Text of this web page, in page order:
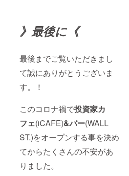
》最後に《
最後までご覧いただきまし
て誠にありがとうございま
す。！
このコロナ禍で投資家カ
フェ(iCAFE)&バー(WALL
ST.)をオープンする事を決め
てからたくさんの不安があ
りました。